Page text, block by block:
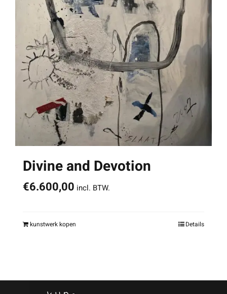
Divine and Devotion
€6.600,00 incl. BTW.
kunstwerk kopen Details